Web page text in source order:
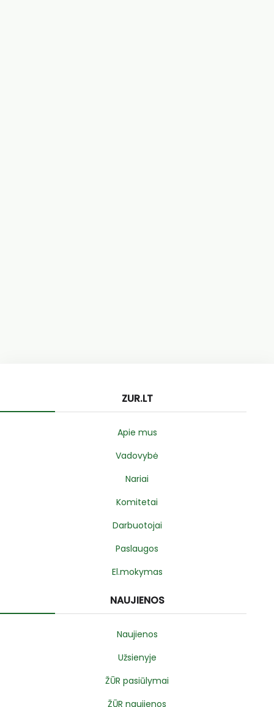
ZUR.LT
Apie mus
Vadovybė
Nariai
Komitetai
Darbuotojai
Paslaugos
El.mokymas
NAUJIENOS
Naujienos
Užsienyje
ŽŪR pasiūlymai
ŽŪR naujienos